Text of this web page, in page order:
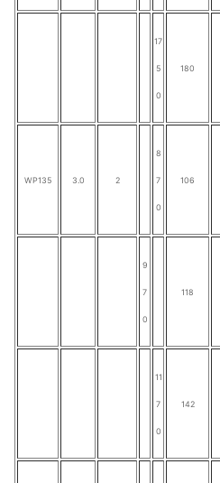
17
5
0
180
WP135 3.0 2
8
7
0
106
9
7
0
118
11
7
0
142